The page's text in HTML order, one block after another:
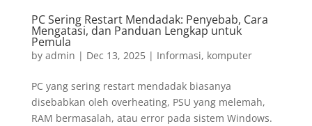
PC Sering Restart Mendadak: Penyebab, Cara
Mengatasi, dan Panduan Lengkap untuk
Pemula
by admin | Dec 13, 2025| Informasi, komputer
PC yang sering restart mendadak biasanya
disebabkan oleh overheating, PSU yang melemah,
RAM bermasalah, atau error pada sistem Windows.